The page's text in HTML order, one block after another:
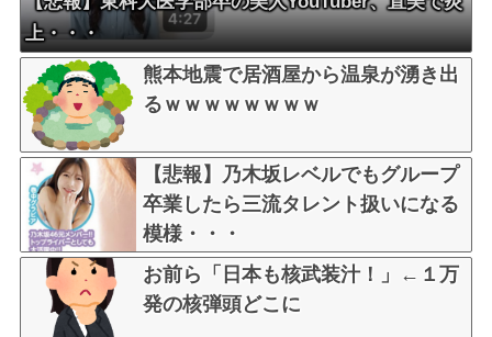
上・・・
熊本地震で居酒屋から温泉が湧き出
るｗｗｗｗｗｗｗｗ
【悲報】乃木坂レベルでもグループ
卒業したら三流タレント扱いになる
模様・・・
お前ら「日本も核武装汁！」←１万
発の核弾頭どこに